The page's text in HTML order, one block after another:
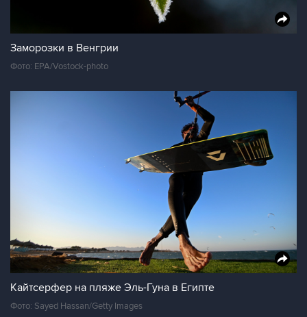
Заморозки в Венгрии
Фото: EPA/Vostock-photo
Кайтсерфер на пляже Эль-Гуна в Египте
Фото: Sayed Hassan/Getty Images